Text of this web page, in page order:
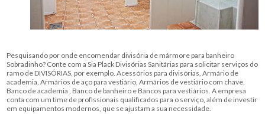
Pesquisando por onde encomendar divisória de mármore para banheiro
Sobradinho? Conte com a Sia Plack Divisórias Sanitárias para solicitar serviços do
ramo de DIVISÓRIAS, por exemplo, Acessórios para divisórias, Armário de
academia, Armários de aço para vestiário, Armários de vestiário com chave,
Banco de academia , Banco de banheiro e Bancos para vestiários. A empresa
conta com um time de profissionais qualificados para o serviço, além de investir
em equipamentos modernos, que se ajustam a sua necessidade.